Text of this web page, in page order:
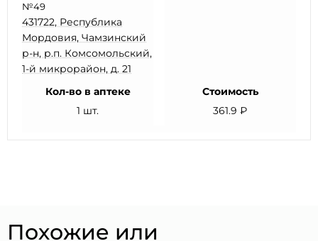
№49
431722, Республика
Мордовия, Чамзинский
р-н, р.п. Комсомольский,
1-й микрорайон, д. 21
Кол-во в аптеке
1 шт.
Стоимость
361.9 ₽
Похожие или